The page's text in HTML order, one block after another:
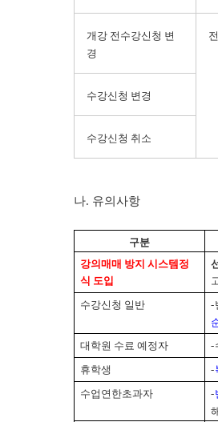
개강 전수강신청 변
경
수강신청 변경
수강신청 취소
나. 유의사항
구분
강의매매 방지 시스템 정
식 도입
수강신청 일반
-
대학원 수료 예정자
-
휴학생
-
수업연한초과자
-